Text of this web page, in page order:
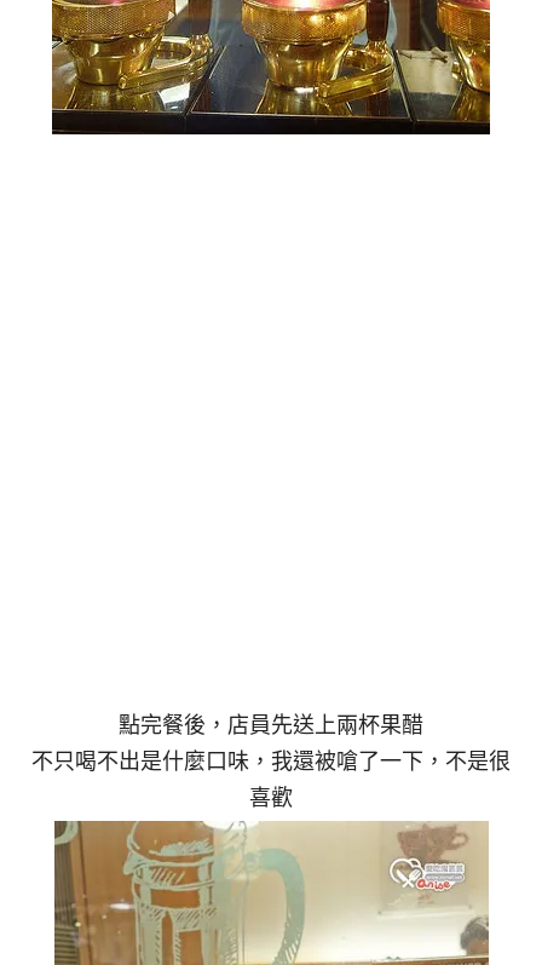
點完餐後，店員先送上兩杯果醋
不只喝不出是什麼口味，我還被嗆了一下，不是很
喜歡